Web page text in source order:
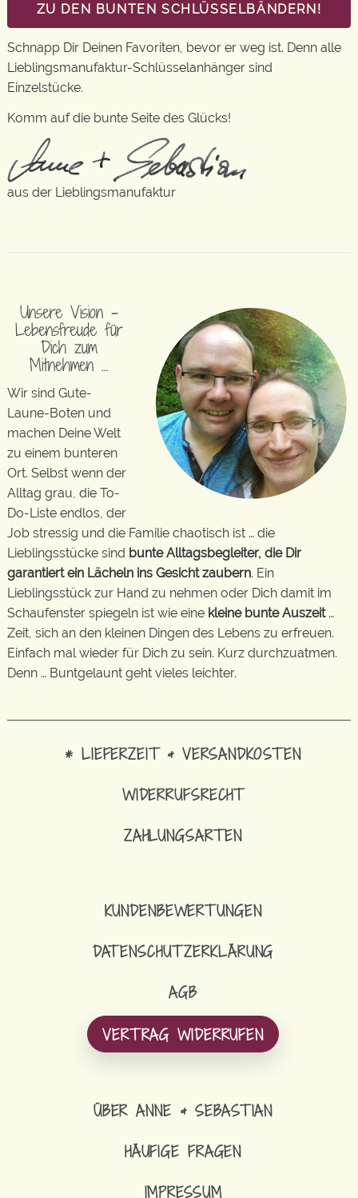
ZU DEN BUNTEN SCHLÜSSELBÄNDERN!
Schnapp Dir Deinen Favoriten, bevor er weg ist. Denn alle
Lieblingsmanufaktur-Schlüsselanhänger sind
Einzelstücke.
Komm auf die bunte Seite des Glücks!
aus der Lieblingsmanufaktur
Unsere Vision –
Lebensfreude für
Dich zum
Mitnehmen …
Wir sind Gute-
Laune-Boten und
machen Deine Welt
zu einem bunteren
Ort. Selbst wenn der
Alltag grau, die To-
Do-Liste endlos, der
Job stressig und die Familie chaotisch ist … die
Lieblingsstücke sind bunte Alltagsbegleiter, die Dir
garantiert ein Lächeln ins Gesicht zaubern. Ein
Lieblingsstück zur Hand zu nehmen oder Dich damit im
Schaufenster spiegeln ist wie eine kleine bunte Auszeit…
Zeit, sich an den kleinen Dingen des Lebens zu erfreuen.
Einfach mal wieder für Dich zu sein. Kurz durchzuatmen.
Denn … Buntgelaunt geht vieles leichter.
* LIEFERZEIT & VERSANDKOSTEN
WIDERRUFSRECHT
ZAHLUNGSARTEN
KUNDENBEWERTUNGEN
DATENSCHUTZERKLÄRUNG
AGB
VERTRAG WIDERRUFEN
ÜBER ANNE & SEBASTIAN
HÄUFIGE FRAGEN
IMPRESSUM